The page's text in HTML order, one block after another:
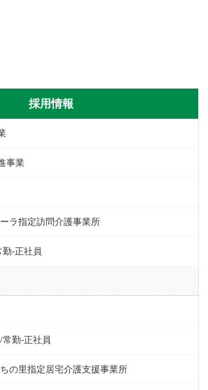
採用情報
事業
ラ指定訪問介護事業所
-正社員
勤-正社員
の里指定居宅介護支援事業所